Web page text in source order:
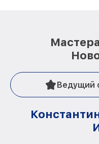
Ведущий